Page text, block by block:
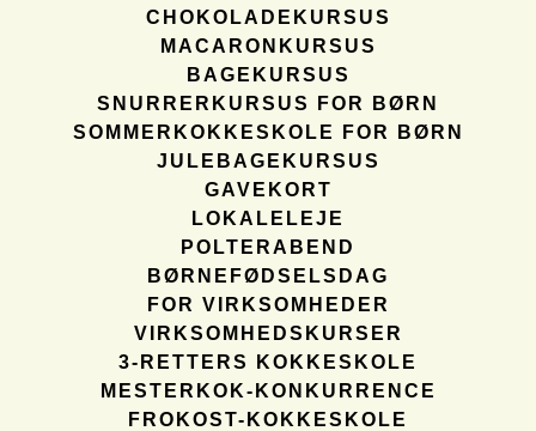
CHOKOLADEKURSUS
MACARONKURSUS
BAGEKURSUS
SNURRERKURSUS FOR BØRN
SOMMERKOKKESKOLE FOR BØRN
JULEBAGEKURSUS
GAVEKORT
LOKALELEJE
POLTERABEND
BØRNEFØDSELSDAG
FOR VIRKSOMHEDER
VIRKSOMHEDSKURSER
3-RETTERS KOKKESKOLE
MESTERKOK-KONKURRENCE
FROKOST-KOKKESKOLE